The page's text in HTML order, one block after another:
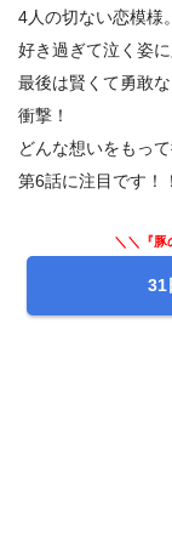
4人の切ない恋模様。
好き過ぎて泣く姿
最後は賢くて勇敢
衝撃！
どんな想いをもっ
第6話に注目です！！
＼＼『豚
31